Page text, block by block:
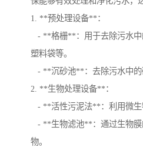
1. **预处理设备**：
- **格栅**：用于去除污水中
塑料袋等。
- **沉砂池**：去除污水中的
2. **生物处理设备**：
- **活性污泥法**：利用微生
- **生物滤池**：通过生物膜
物。